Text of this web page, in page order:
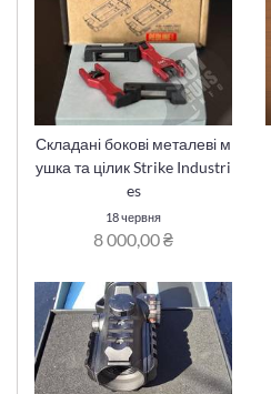
Складані бокові металеві м
ушка та цілик Strike Industri
es
18 червня
8 000,00 ₴